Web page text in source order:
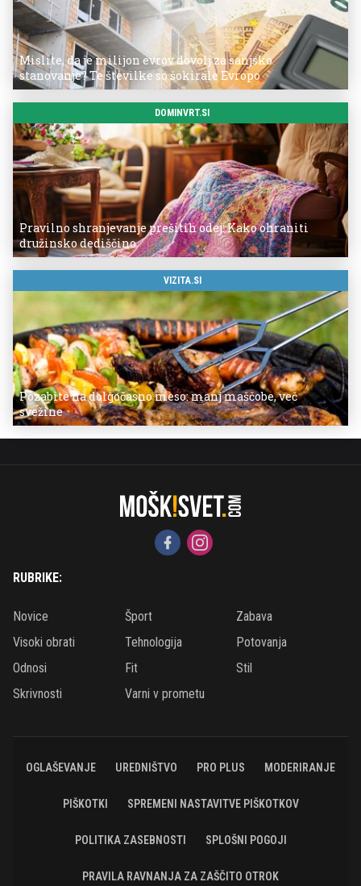
Mislite, da je milijon evrov dovolj za sanjsko
stanovanje? Te številke so šokirale Evropo
DOMINVRT.SI
Pravilno shranjevanje prešitih odej: Kako ohraniti
družinsko dediščino
VIZITA.SI
Pozabite na dolgočasno meso: manj maščobe, več
svežine
RUBRIKE:
Novice Šport
Zabava
Visoki obrati
Tehnologija
Potovanja
Odnosi
Fit
Stil
Skrivnosti
Varni v prometu
OGLAŠEVANJE UREDNIŠTVO PRO PLUS MODERIRANJE
PIŠKOTKI SPREMENI NASTAVITVE PIŠKOTKOV
POLITIKA ZASEBNOSTI SPLOŠNI POGOJI
PRAVILA RAVNANJA ZA ZAŠČITO OTROK